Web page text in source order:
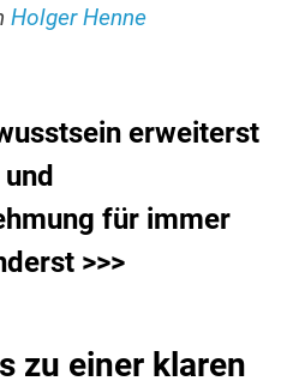
Holger Henne
erweiterst
und
für immer
>>>
zu einer klaren